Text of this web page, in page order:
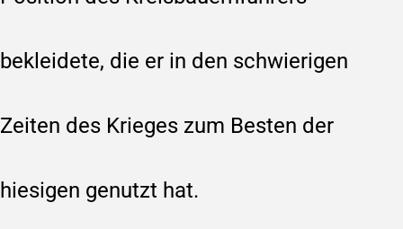
STARTSEITE
bekleidete, die er in den schwierigen
Zeiten des Krieges zum Besten der
hiesigen genutzt hat.